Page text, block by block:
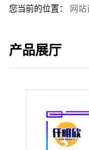
您当前的位置： 网站
产品展厅